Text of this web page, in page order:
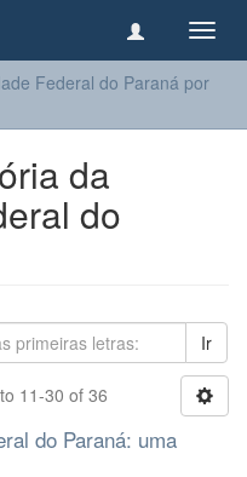
Federal do Paraná por
da
do
Ir
11-30 of 36
do Paraná: uma